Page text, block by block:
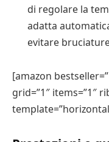
di regolare la
adatta
evitare
[amazon
grid=”1″ items=”1″